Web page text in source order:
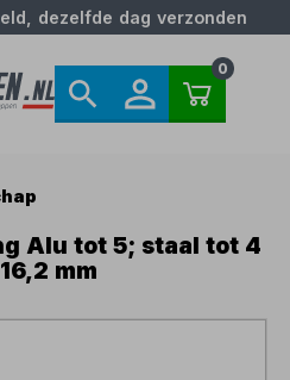
dezelfde dag verzonden
0
Alu tot 5; staal tot 4
mm